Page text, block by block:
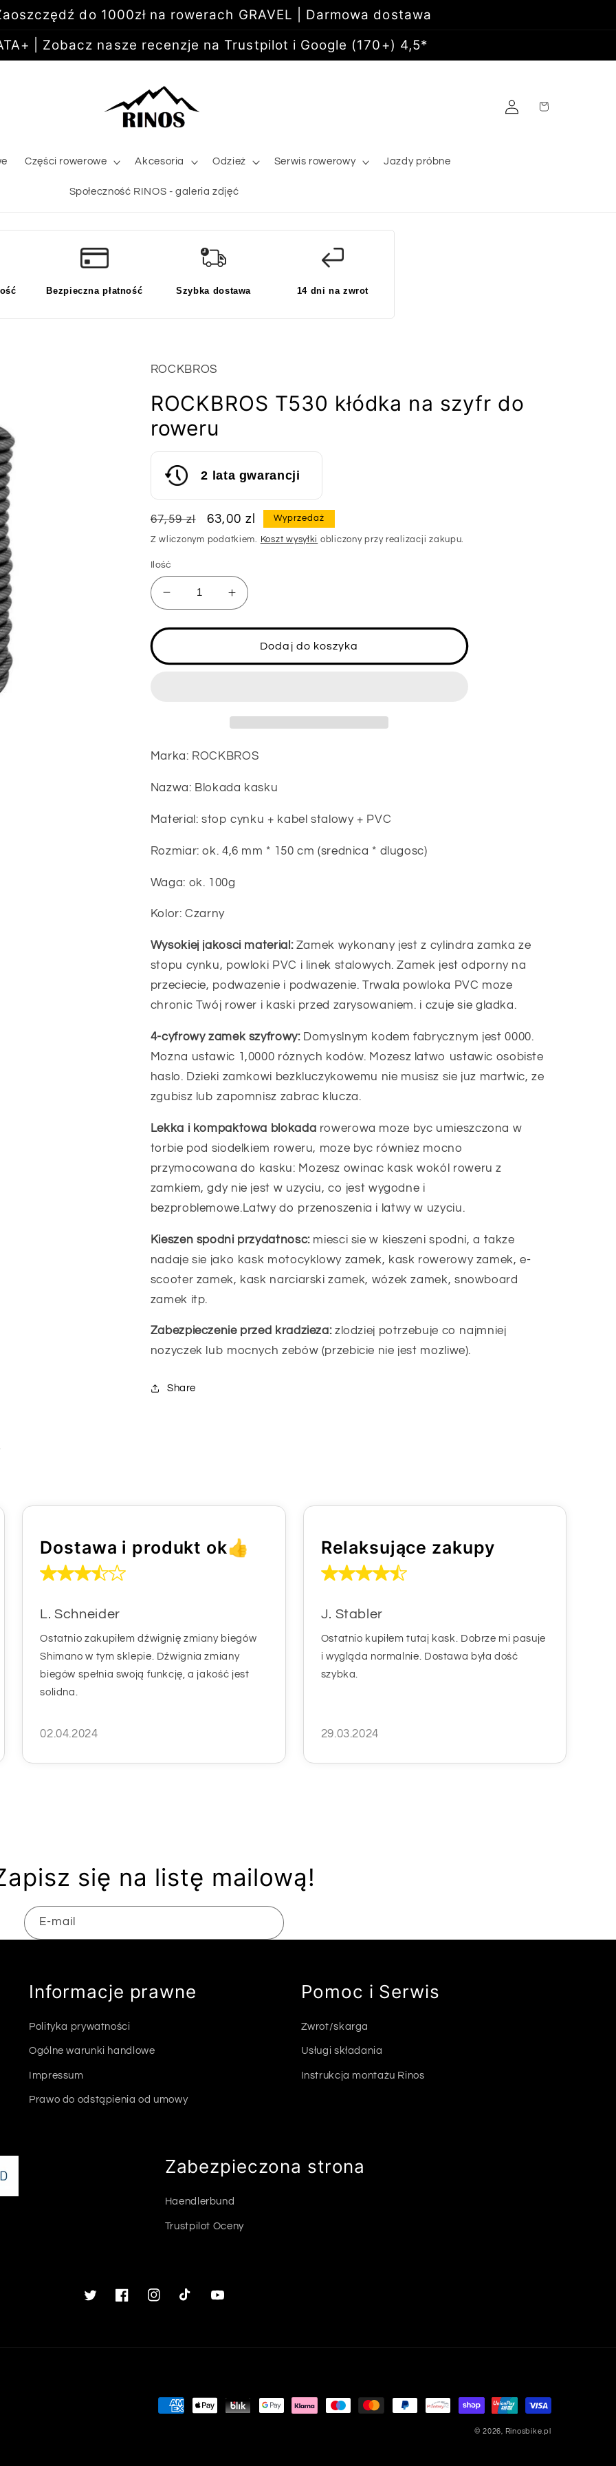
do 1000zł na rowerach GRAVEL | Darmowa dostawa
| Zobacz nasze recenzje na Trustpilot i Google (170+) 4,5*
Części rowerowe Akcesoria Odzież Serwis rowerowy Jazdy próbne
Społeczność RINOS - galeria zdjęć
Zaloguj
się
Koszyk
Bezpieczna płatność Szybka dostawa 14 dni na zwrot
ROCKBROS
ROCKBROS T530 kłódka na szyfr do
roweru
2 lata gwarancji
Cena
regularna
67,59 zl
Cena
sprzedaży
63,00 zl Wyprzedaż
Z wliczonym podatkiem. Koszt wysyłki obliczony przy realizacji zakupu.
Ilość
Zmniejsz
ilość
dla
T530
Zwiększ
ilość
dla
ROCKBROS
T530
do
Dodaj do koszyka
Marka: ROCKBROS
Nazwa: Blokada kasku
Material: stop cynku + kabel stalowy + PVC
Rozmiar: ok. 4,6 mm * 150 cm (srednica * dlugosc)
Waga: ok. 100g
Kolor: Czarny
Wysokiej jakosci material:Zamek wykonany jest z cylindra zamka ze
stopu cynku, powloki PVC i linek stalowych. Zamek jest odporny na
przeciecie, podwazenie i podwazenie. Trwala powloka PVC moze
chronic Twój rower i kaski przed zarysowaniem. i czuje sie gladka.
4-cyfrowy zamek szyfrowy:Domyslnym kodem fabrycznym jest 0000.
Mozna ustawic 1,0000 róznych kodów. Mozesz latwo ustawic osobiste
haslo. Dzieki zamkowi bezkluczykowemu nie musisz sie juz martwic, ze
zgubisz lub zapomnisz zabrac klucza.
Lekka i kompaktowa blokada rowerowa moze byc umieszczona w
torbie pod siodelkiem roweru, moze byc równiez mocno
przymocowana do kasku: Mozesz owinac kask wokól roweru z
zamkiem, gdy nie jest w uzyciu, co jest wygodne i
bezproblemowe.Latwy do przenoszenia i latwy w uzyciu.
Kieszen spodni przydatnosc:miesci sie w kieszeni spodni, a takze
nadaje sie jako kask motocyklowy zamek, kask rowerowy zamek, e-
scooter zamek, kask narciarski zamek, wózek zamek, snowboard
zamek itp.
Zabezpieczenie przed kradzieza:zlodziej potrzebuje co najmniej
nozyczek lub mocnych zebów (przebicie nie jest mozliwe).
Share
Dostawa i produkt ok👍
L. Schneider
Ostatnio zakupiłem dźwignię zmiany biegów
Shimano w tym sklepie. Dźwignia zmiany
biegów spełnia swoją funkcję, a jakość jest
solidna.
02.04.2024
Relaksujące zakupy
J. Stabler
Ostatnio kupiłem tutaj kask. Dobrze mi pasuje
i wygląda normalnie. Dostawa była dość
szybka.
29.03.2024
się na listę mailową!
E-mail
Informacje prawne
Polityka prywatności
Ogólne warunki handlowe
Impressum
Prawo do odstąpienia od umowy
Pomoc i Serwis
Zwrot/skarga
Usługi składania
Instrukcja montażu Rinos
Zabezpieczona strona
Haendlerbund
Trustpilot Oceny
TwitterFacebookInstagramTikTok Youtube
Metody
© 2026, Rinosbike.pl